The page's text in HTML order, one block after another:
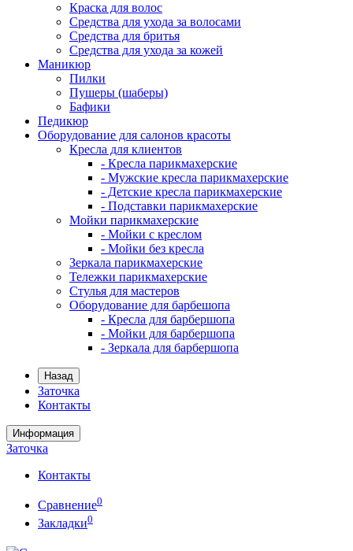
Краска для волос
Средства для ухода за волосами
Средства для бритья
Средства для ухода за кожей
Маникюр
Пилки
Пушеры (шаберы)
Бафики
Педикюр
Оборудование для салонов красоты
Кресла для клиентов
- Кресла парикмахерские
- Мужские кресла парикмахерские
- Детские кресла парикмахерские
- Подставки парикмахерские
Мойки парикмахерские
- Мойки с креслом
- Мойки без кресла
Зеркала парикмахерские
Тележки парикмахерские
Стулья для мастеров
Оборудование для барбешопа
- Кресла для барбершопа
- Мойки для барбершопа
- Зеркала для барбершопа
Назад
Заточка
Контакты
Информация
Заточка
Контакты
Сравнение0
Закладки0